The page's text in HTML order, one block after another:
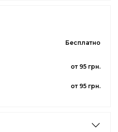
Бесплатно
от 95 грн.
от 95 грн.